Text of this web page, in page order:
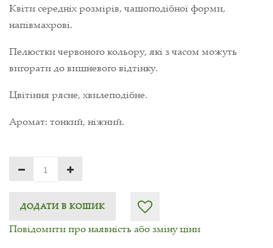
Квіти середніх розмірів, чашоподібної форми,
напівмахрові.
Пелюстки червоного кольору, які з часом можуть
вигорати до вишневого відтінку.
Цвітіння рясне, хвилеподібне.
Аромат: тонкий, ніжний.
ДОДАТИ В КОШИК
Повідомити про наявність або зміну ціни